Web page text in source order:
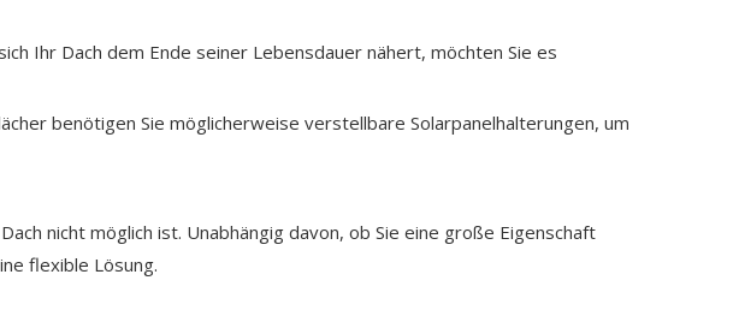
Ihr Dach dem Ende seiner Lebensdauer nähert, möchten Sie es
benötigen Sie möglicherweise verstellbare Solarpanelhalterungen, um
nicht möglich ist. Unabhängig davon, ob Sie eine große Eigenschaft
flexible Lösung.